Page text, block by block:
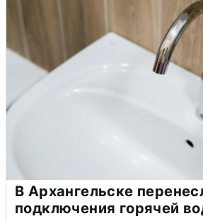
В Архангельске
подключения горячей